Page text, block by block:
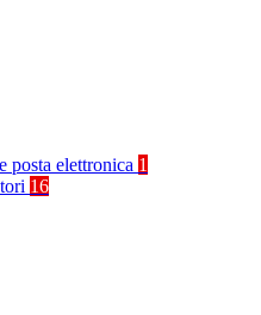
posta elettronica 1
16